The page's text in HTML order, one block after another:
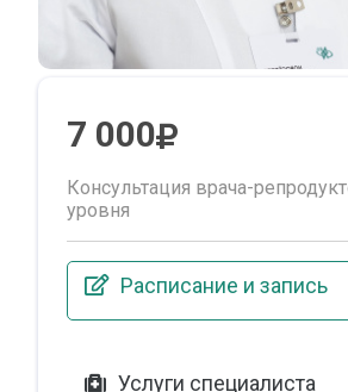
7 000
Консультация врача-
уровня
Расписание и запись
Услуги специалиста